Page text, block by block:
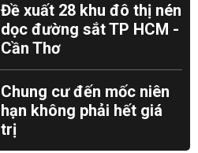
Đề xuất 28 khu đô thị nén
dọc đường sắt TP HCM -
Cần Thơ
Chung cư đến mốc niên
hạn không phải hết giá
trị